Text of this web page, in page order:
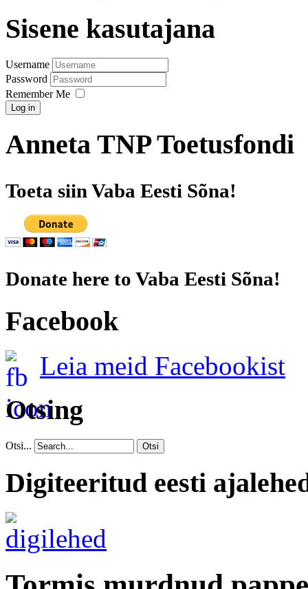
Sisene kasutajana
Username
Password
Remember Me
Log in
Anneta TNP Toetusfondi
Toeta siin Vaba Eesti Sõna!
Donate here to Vaba Eesti Sõna!
Facebook
Leia meid Facebookist
Otsing
Otsi... Otsi
Digiteeritud eesti